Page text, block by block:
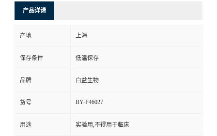
产品详请
产地 上海
保存条件 低温保存
品牌 白益生物
货号 BY-F46027
用途 实验用,不得用于临床